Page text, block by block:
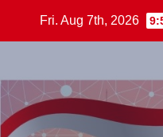
Fri. Aug 7th, 2026